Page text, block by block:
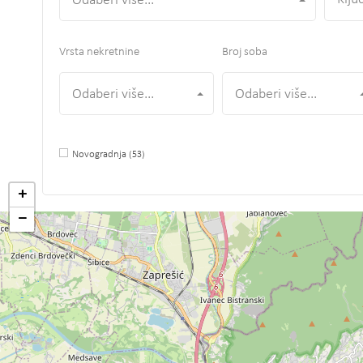
Vrsta nekretnine
Odaberi više...
Broj soba
Odaberi više...
Novogradnja (53)
+
−